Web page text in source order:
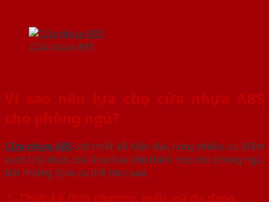
Cửa nhựa ABS
Vì sao nên lựa chọn cửa nhựa ABS
cho phòng ngủ?
Cửa nhựa ABS với thiết kế hiện đại, cùng nhiều ưu điểm
vượt trội được coi là sự lựa chọn thích hợp cho phòng ngủ,
bởi những lý do cụ thể như sau:
1. Thiết kế thời thượng, mẫu mã đa dạng